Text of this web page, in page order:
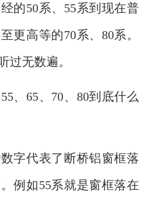
50系、55系到现在普
更高等的70系、80系。
过无数遍。
65、70、80到底什么
代表了断桥铝窗框落
例如55系就是窗框落在